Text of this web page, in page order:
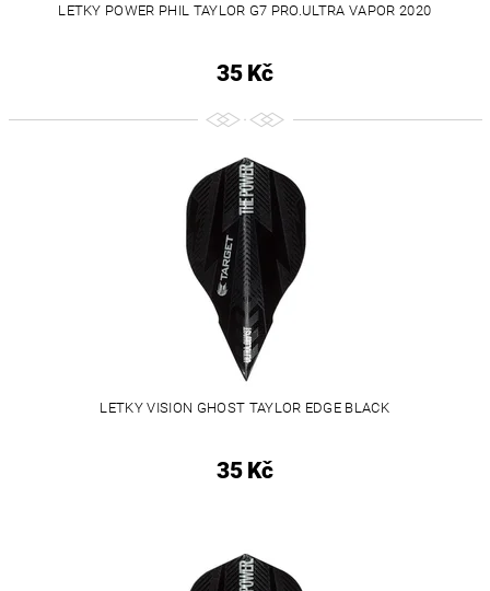
LETKY POWER PHIL TAYLOR G7 PRO.ULTRA VAPOR 2020
35 Kč
LETKY VISION GHOST TAYLOR EDGE BLACK
35 Kč